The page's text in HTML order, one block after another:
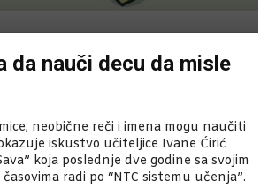
da nauči decu da misle
neobične reči i imena mogu naučiti
iskustvo učiteljice Ivane Ćirić
koja poslednje dve godine sa svojim
radi po “NTC sistemu učenja”.